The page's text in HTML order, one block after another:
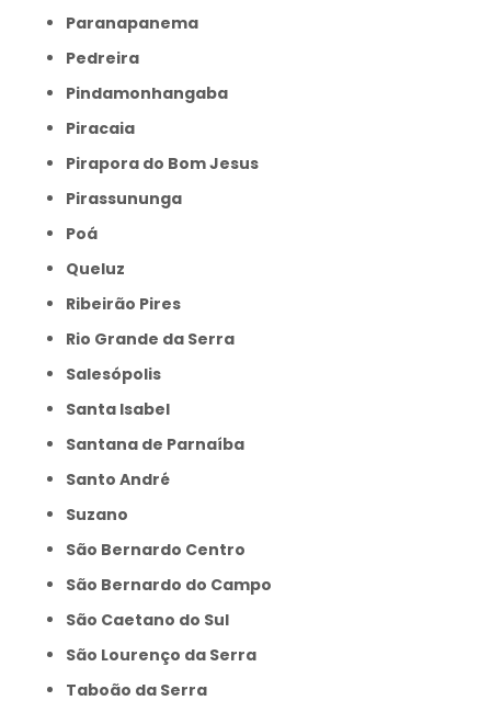
Paranapanema
Pedreira
Pindamonhangaba
Piracaia
Pirapora do Bom Jesus
Pirassununga
Poá
Queluz
Ribeirão Pires
Rio Grande da Serra
Salesópolis
Santa Isabel
Santana de Parnaíba
Santo André
Suzano
São Bernardo Centro
São Bernardo do Campo
São Caetano do Sul
São Lourenço da Serra
Taboão da Serra